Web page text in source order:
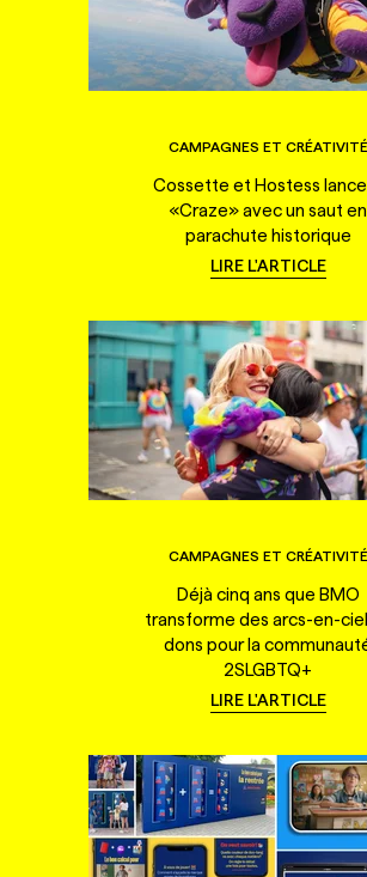
CAMPAGNES ET CRÉATIVITÉ
Cossette et Hostess
«Craze» avec un saut en
parachute historique
LIRE L'ARTICLE
CAMPAGNES ET CRÉATIVITÉ
Déjà cinq ans que BMO
transforme des arcs-en-
dons pour la
2SLGBTQ+
LIRE L'ARTICLE